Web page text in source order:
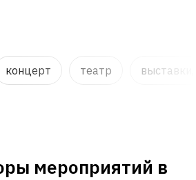
концерт театр
мероприятий в